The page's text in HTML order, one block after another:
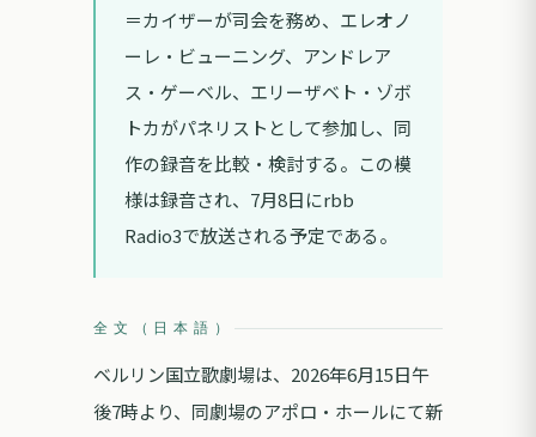
＝カイザーが司会を務め、エレオノ
ーレ・ビューニング、アンドレア
ス・ゲーベル、エリーザベト・ゾボ
トカがパネリストとして参加し、同
作の録音を比較・検討する。この模
様は録音され、7月8日にrbb
Radio3で放送される予定である。
全文（日本語）
ベルリン国立歌劇場は、2026年6月15日午
後7時より、同劇場のアポロ・ホールにて新